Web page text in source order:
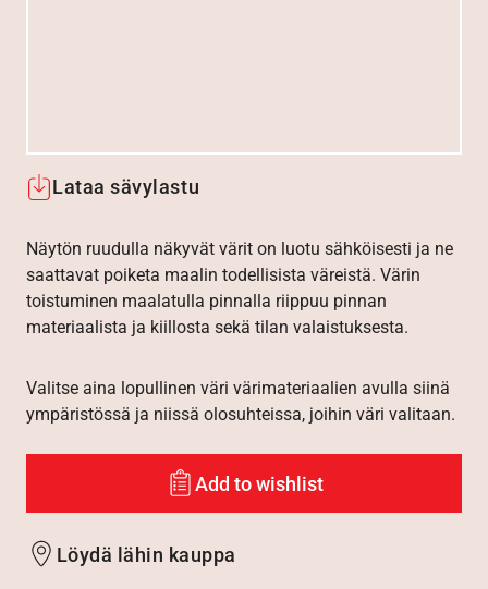
Lataa sävylastu
Näytön ruudulla näkyvät värit on luotu sähköisesti ja ne
saattavat poiketa maalin todellisista väreistä. Värin
toistuminen maalatulla pinnalla riippuu pinnan
materiaalista ja kiillosta sekä tilan valaistuksesta.
Valitse aina lopullinen väri värimateriaalien avulla siinä
ympäristössä ja niissä olosuhteissa, joihin väri valitaan.
Add to wishlist
Löydä lähin kauppa